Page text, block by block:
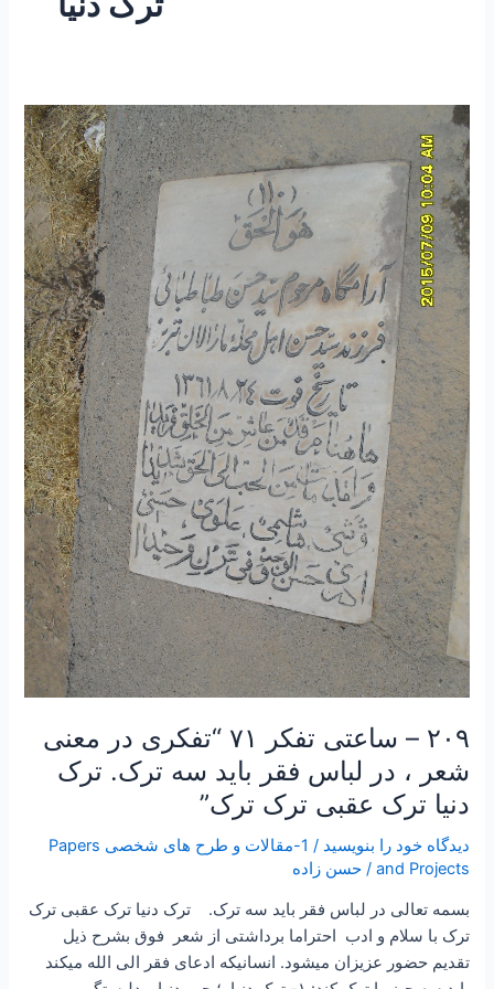
۲۰۹ – ساعتی تفکر ۷۱ “تفکری در معنی
شعر ، در لباس فقر باید سه ترک. ترک
دنیا ترک عقبی ترک ترک”
دیدگاه‌ خود را بنویسید /
1-مقالات و طرح های شخصی Papers
and Projects
/حسن زاده
بسمه تعالی در لباس فقر باید سه ترک. ترک دنیا ترک عقبی ترک
ترک با سلام و ادب احتراما برداشتی از شعر فوق بشرح ذیل
تقدیم حضور عزیزان میشود. انسانیکه ادعای فقر الی الله میکند
۲۰۹
–
ساعتی
تفکر
۷۱
“تفکری
در
معنی
شعر
،
در
لباس
فقر
باید
سه
ترک.
ترک
دنیا
ترک
عقبی
ترک
ترک”